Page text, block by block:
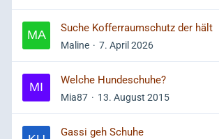
Suche Kofferraumschutz der hält
Maline 7. April 2026
Welche Hundeschuhe?
Mia87 13. August 2015
Gassi geh Schuhe